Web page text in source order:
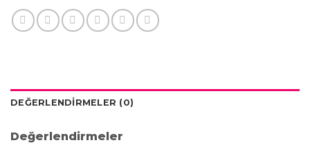
DEĞERLENDIRMELER (0)
Değerlendirmeler